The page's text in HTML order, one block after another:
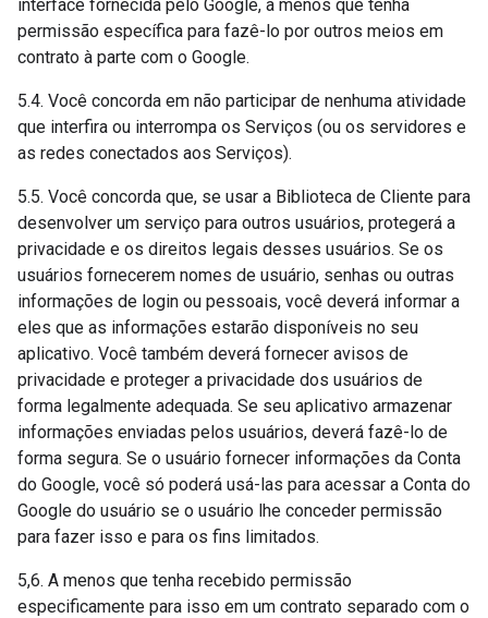
interface fornecida pelo Google, a menos que tenha
permissão específica para fazê-lo por outros meios em
contrato à parte com o Google.
5.4. Você concorda em não participar de nenhuma atividade
que interfira ou interrompa os Serviços (ou os servidores e
as redes conectados aos Serviços).
5.5. Você concorda que, se usar a Biblioteca de Cliente para
desenvolver um serviço para outros usuários, protegerá a
privacidade e os direitos legais desses usuários. Se os
usuários fornecerem nomes de usuário, senhas ou outras
informações de login ou pessoais, você deverá informar a
eles que as informações estarão disponíveis no seu
aplicativo. Você também deverá fornecer avisos de
privacidade e proteger a privacidade dos usuários de
forma legalmente adequada. Se seu aplicativo armazenar
informações enviadas pelos usuários, deverá fazê-lo de
forma segura. Se o usuário fornecer informações da Conta
do Google, você só poderá usá-las para acessar a Conta do
Google do usuário se o usuário lhe conceder permissão
para fazer isso e para os fins limitados.
5,6. A menos que tenha recebido permissão
especificamente para isso em um contrato separado com o